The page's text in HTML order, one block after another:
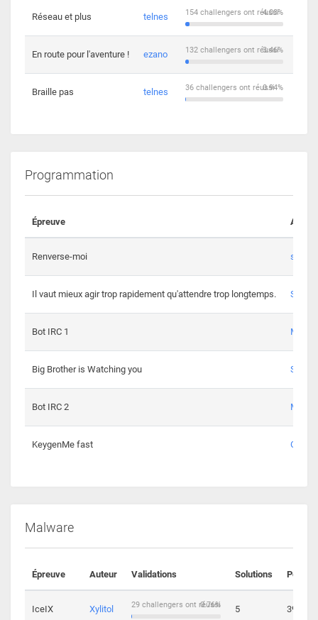
Réseau et plus telnes 4.03%
154 challengers ont réussi
En route pour l'aventure ! ezano 3.46%
132 challengers ont réussi
Braille pas telnes 0.94%
36 challengers ont réussi
Programmation
Épreuve Auteur
Renverse-moi s3th
Il vaut mieux agir trop rapidement qu'attendre trop longtemps. Spl3en
Bot IRC 1
Big Brother is Watching you
Bot IRC 2
KeygenMe fast Ge0
Malware
Épreuve Auteur Validations Solutions Points
IceIX Xylitol 0.76%
29 challengers ont réussi 5 39